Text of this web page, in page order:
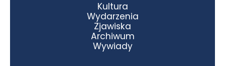
Kultura
Wydarzenia
Zjawiska
Archiwum
Wywiady